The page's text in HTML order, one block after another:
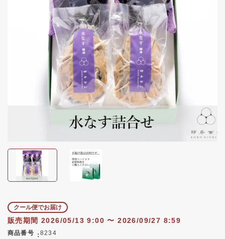
クール便でお届け
販売期間 2026/05/13 9:00〜 2026/09/27 8:59
商品番号 8234